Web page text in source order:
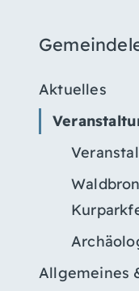
Aktuelles
Allgemeines